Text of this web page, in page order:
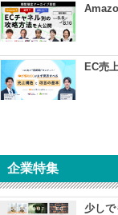
EC売
企業特集
少しで